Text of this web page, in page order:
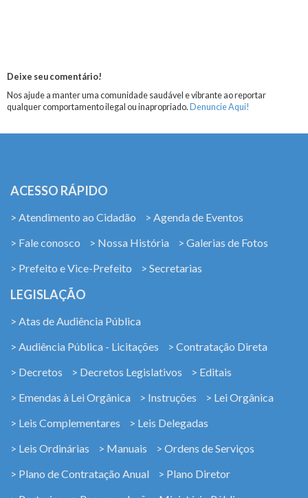
Deixe seu comentário!
Nos ajude a manter uma comunidade saudável e vibrante ao reportar
qualquer comportamento ilegal ou inapropriado. Denuncie Aqui!
ACESSO RÁPIDO
> Atendimento ao Cidadão
> Agenda de Eventos
> Fale conosco
> Nossa História
> Galerias de Fotos
> Prefeito e Vice-Prefeito
> Secretarias
LEGISLAÇÃO
> Atas de Audiência Pública
> Audiência Pública - Licitações
> Contratação Direta
> Decretos
> Decretos Legislativos
> Editais
> Emendas à Lei Orgânica
> Instruções
> Lei Orgânica
> Leis Complementares
> Leis Delegadas
> Leis Ordinárias
> Manuais
> Ordens de Serviços
> Plano de Contratação Anual
> Plano Diretor